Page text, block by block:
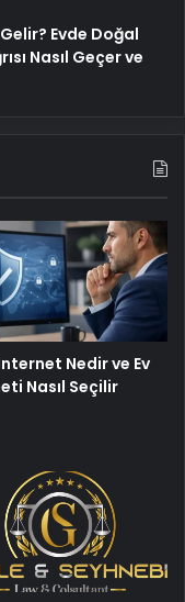
Gelir? Evde Doğal
Nasıl Geçer ve
Nedir ve Ev
Nasıl Seçilir